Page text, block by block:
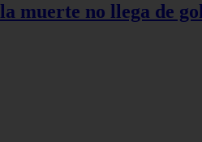
muerte no llega de